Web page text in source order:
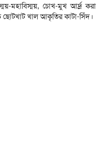
মহাবিস্ময়, চোখ-মুখ আর্দ্র করা
ছোটখাট খাল আকৃতির কাটা-সিঁদ।